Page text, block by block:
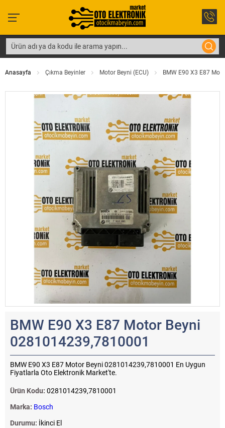
Anasayfa Çıkma Beyinler Motor Beyni (ECU) BMW E90 X3 E87
BMW E90 X3 E87 Motor Beyni
0281014239,7810001
BMW E90 X3 E87 Motor Beyni 0281014239,7810001 En Uygun
Fiyatlarla Oto Elektronik Market'te.
Ürün Kodu: 0281014239,7810001
Marka: Bosch
Durumu: İkinci El